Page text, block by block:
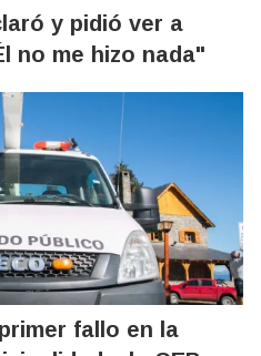
y pidió ver a
no me hizo nada"
fallo en la